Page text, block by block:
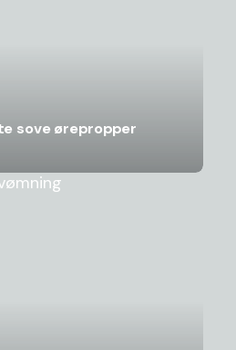
sove ørepropper